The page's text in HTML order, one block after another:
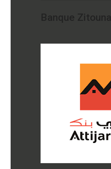
Banque Zitouna